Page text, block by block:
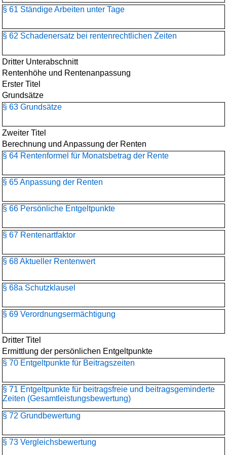
§ 61 Ständige Arbeiten unter Tage
§ 62 Schadenersatz bei rentenrechtlichen Zeiten
Dritter Unterabschnitt
Rentenhöhe und Rentenanpassung
Erster Titel
Grundsätze
§ 63 Grundsätze
Zweiter Titel
Berechnung und Anpassung der Renten
§ 64 Rentenformel für Monatsbetrag der Rente
§ 65 Anpassung der Renten
§ 66 Persönliche Entgeltpunkte
§ 67 Rentenartfaktor
§ 68 Aktueller Rentenwert
§ 68a Schutzklausel
§ 69 Verordnungsermächtigung
Dritter Titel
Ermittlung der persönlichen Entgeltpunkte
§ 70 Entgeltpunkte für Beitragszeiten
§ 71 Entgeltpunkte für beitragsfreie und beitragsgeminderte
Zeiten (Gesamtleistungsbewertung)
§ 72 Grundbewertung
§ 73 Vergleichsbewertung